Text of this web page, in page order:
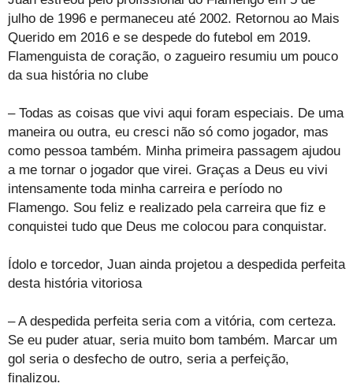
julho de 1996 e permaneceu até 2002. Retornou ao Mais
Querido em 2016 e se despede do futebol em 2019.
Flamenguista de coração, o zagueiro resumiu um pouco
da sua história no clube
– Todas as coisas que vivi aqui foram especiais. De uma
maneira ou outra, eu cresci não só como jogador, mas
como pessoa também. Minha primeira passagem ajudou
a me tornar o jogador que virei. Graças a Deus eu vivi
intensamente toda minha carreira e período no
Flamengo. Sou feliz e realizado pela carreira que fiz e
conquistei tudo que Deus me colocou para conquistar.
Ídolo e torcedor, Juan ainda projetou a despedida perfeita
desta história vitoriosa
– A despedida perfeita seria com a vitória, com certeza.
Se eu puder atuar, seria muito bom também. Marcar um
gol seria o desfecho de outro, seria a perfeição,
finalizou.